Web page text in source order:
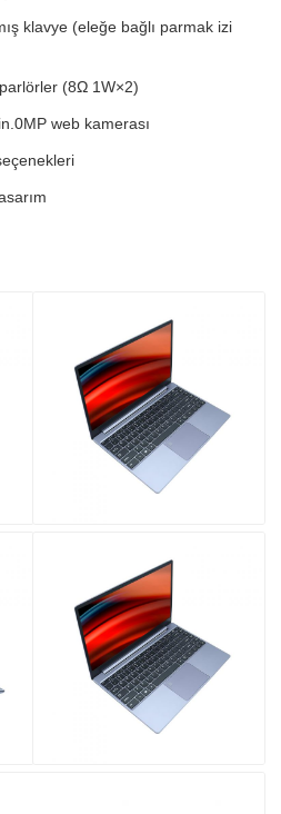
klavye (eleğe bağlı parmak izi
(8Ω 1W×2)
web kamerası